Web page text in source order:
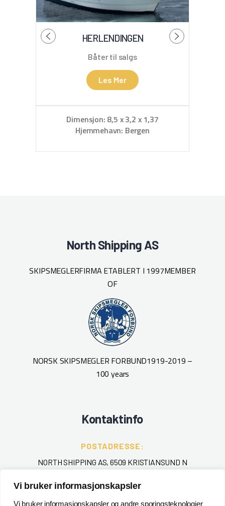
Vi bruker informasjonskapsler
Vi bruker informasjonskapsler og andre sporingsteknologier
HERLENDINGEN
Båter til salgs
Les Mer
Dimensjon: 8,5 x 3,2 x 1,37
Hjemmehavn: Bergen
North Shipping AS
SKIPSMEGLERFIRMA ETABLERT I 1997MEMBER
OF
NORSK SKIPSMEGLER FORBUND1919-2019 –
100 years
Kontaktinfo
POSTADRESSE:
NORTH SHIPPING AS, 6509 KRISTIANSUND N
TELEFON:
+ 47 715 40 000